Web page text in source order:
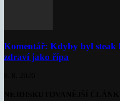
Komentář: Kdyby byl steak
zdraví jako řípa